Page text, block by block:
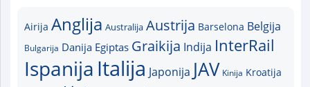
Airija Anglija Australija Austrija Barselona Belgija
Bulgarija Danija Egiptas Graikija Indija InterRail
Ispanija Italija Japonija JAV Kinija Kroatija